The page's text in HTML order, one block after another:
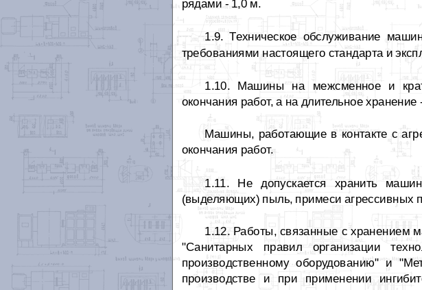
рядами - 1,0 м.
1.9. Техническое обслуживание
требованиями настоящего стандарта и
1.10. Машины на межсменное и
окончания работ, а на длительное
Машины, работающие в контакте с
окончания работ.
1.11. Не допускается хранить
(выделяющих) пыль, примеси агрессивных
1.12. Работы, связанные с хранением
"Санитарных правил организации
производственному оборудованию" и
производстве и при применении